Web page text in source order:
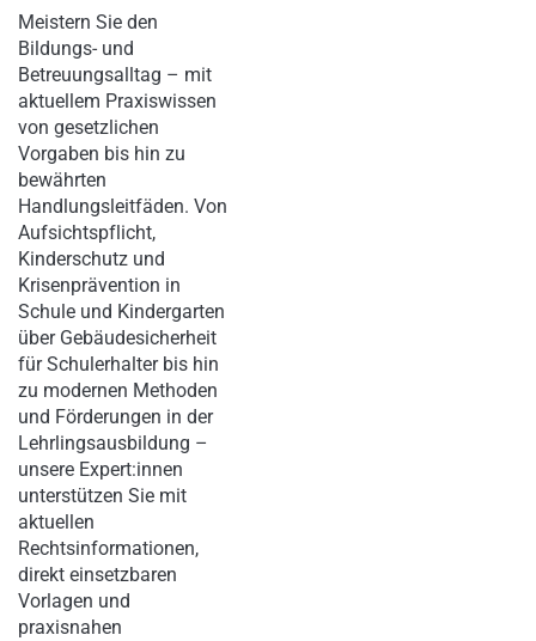
Meistern Sie den
Bildungs- und
Betreuungsalltag – mit
aktuellem Praxiswissen
von gesetzlichen
Vorgaben bis hin zu
bewährten
Handlungsleitfäden. Von
Aufsichtspflicht,
Kinderschutz und
Krisenprävention in
Schule und Kindergarten
über Gebäudesicherheit
für Schulerhalter bis hin
zu modernen Methoden
und Förderungen in der
Lehrlingsausbildung –
unsere Expert:innen
unterstützen Sie mit
aktuellen
Rechtsinformationen,
direkt einsetzbaren
Vorlagen und
praxisnahen